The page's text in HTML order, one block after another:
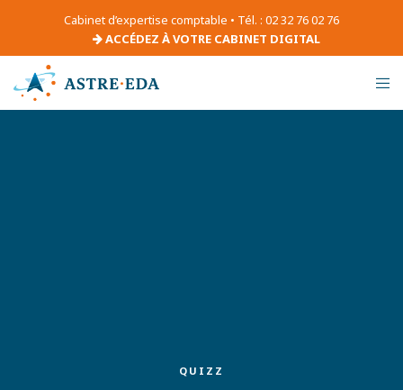
Cabinet d’expertise comptable • Tél. : 02 32 76 02 76
ACCÉDEZ À VOTRE CABINET DIGITAL
QUIZZ